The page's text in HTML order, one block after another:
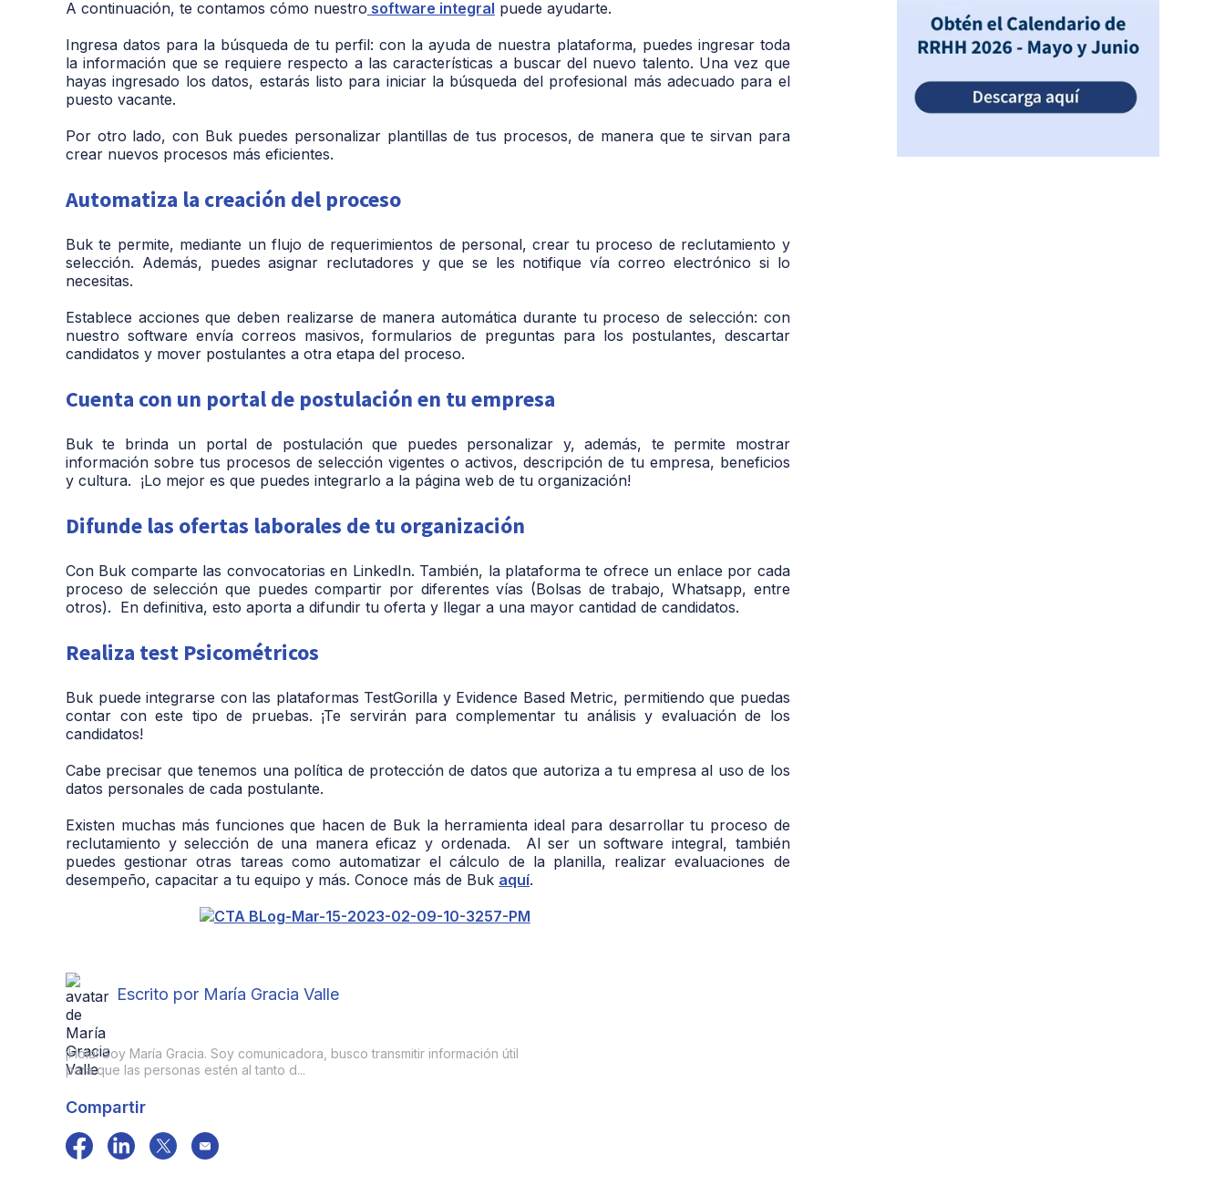
A continuación, te contamos cómo nuestro software integral puede ayudarte.
Ingresa datos para la búsqueda de tu perfil: con la ayuda de nuestra plataforma, puedes ingresar toda
la información que se requiere respecto a las características a buscar del nuevo talento. Una vez que
hayas ingresado los datos, estarás listo para iniciar la búsqueda del profesional más adecuado para el
puesto vacante.
Por otro lado, con Buk puedes personalizar plantillas de tus procesos, de manera que te sirvan para
crear nuevos procesos más eficientes.
Automatiza la creación del proceso
Buk te permite, mediante un flujo de requerimientos de personal, crear tu proceso de reclutamiento y
selección. Además, puedes asignar reclutadores y que se les notifique vía correo electrónico si lo
necesitas.
Establece acciones que deben realizarse de manera automática durante tu proceso de selección: con
nuestro software envía correos masivos, formularios de preguntas para los postulantes, descartar
candidatos y mover postulantes a otra etapa del proceso.
Cuenta con un portal de postulación en tu empresa
Buk te brinda un portal de postulación que puedes personalizar y, además, te permite mostrar
información sobre tus procesos de selección vigentes o activos, descripción de tu empresa, beneficios
y cultura. ¡Lo mejor es que puedes integrarlo a la página web de tu organización!
Difunde las ofertas laborales de tu organización
Con Buk comparte las convocatorias en LinkedIn. También, la plataforma te ofrece un enlace por cada
proceso de selección que puedes compartir por diferentes vías (Bolsas de trabajo, Whatsapp, entre
otros). En definitiva, esto aporta a difundir tu oferta y llegar a una mayor cantidad de candidatos.
Realiza test Psicométricos
Buk puede integrarse con las plataformas TestGorilla y Evidence Based Metric, permitiendo que puedas
contar con este tipo de pruebas. ¡Te servirán para complementar tu análisis y evaluación de los
candidatos!
Cabe precisar que tenemos una política de protección de datos que autoriza a tu empresa al uso de los
datos personales de cada postulante.
Existen muchas más funciones que hacen de Buk la herramienta ideal para desarrollar tu proceso de
reclutamiento y selección de una manera eficaz y ordenada. Al ser un software integral, también
puedes gestionar otras tareas como automatizar el cálculo de la planilla, realizar evaluaciones de
desempeño, capacitar a tu equipo y más. Conoce más de Buk aquí.
Escrito por María Gracia Valle
¡Hola! Soy María Gracia. Soy comunicadora, busco transmitir información útil
para que las personas estén al tanto d...
Compartir